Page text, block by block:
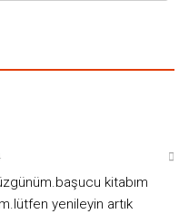
kitabım
yenileyin artık